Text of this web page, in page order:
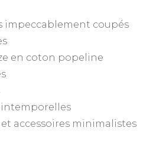
impeccablement coupés
en coton popeline
intemporelles
accessoires minimalistes